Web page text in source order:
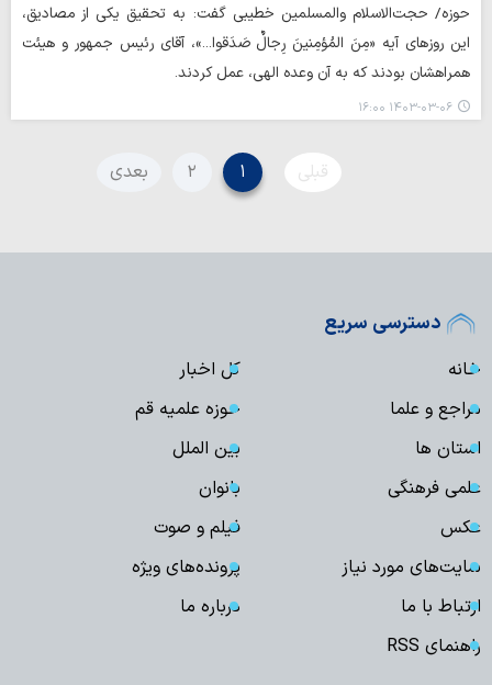
حوزه/ حجت‌الاسلام والمسلمین خطیبی گفت: به تحقیق یکی از مصادیق،
این روزهای آیه «مِنَ المُؤمِنینَ رِجالٌ صَدَقوا...»، آقای رئیس جمهور و هیئت
همراهشان بودند که به آن وعده الهی، عمل کردند.
۱۴۰۳-۰۳-۰۶ ۱۶:۰۰
قبلی ۱ ۲ بعدی
دسترسی سریع
خانه
کل اخبار
مراجع و علما
حوزه علمیه قم
استان ها
بین الملل
علمی فرهنگی
بانوان
عکس
فیلم و صوت
سایت‌های مورد نیاز
پرونده‌های ویژه
ارتباط با ما
درباره ما
راهنمای RSS